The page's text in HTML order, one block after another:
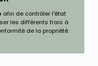
afin de contrôler l'état
les différents frais à
de la propriété.